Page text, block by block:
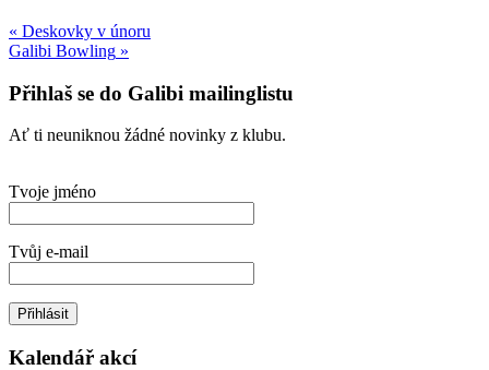
Navigace
pro
příspěvek
« Deskovky v únoru
Galibi Bowling »
Přihlaš se do Galibi mailinglistu
Ať ti neuniknou žádné novinky z klubu.
Tvoje jméno
Tvůj e-mail
Kalendář akcí